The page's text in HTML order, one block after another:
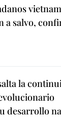
a salvo,
la
desarrollo